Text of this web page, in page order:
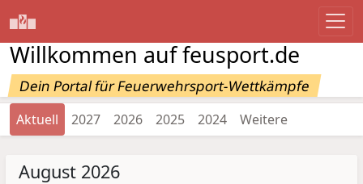
Willkommen auf feusport.de
Dein Portal für Feuerwehrsport-Wettkämpfe
Aktuell 2027 2026 2025 2024 Weitere
August 2026